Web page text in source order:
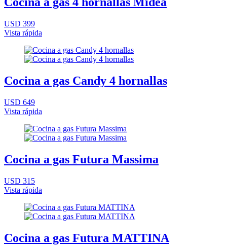
USD 399
Vista rápida
Cocina a gas Candy 4 hornallas
USD 649
Vista rápida
Cocina a gas Futura Massima
USD 315
Vista rápida
Cocina a gas Futura MATTINA